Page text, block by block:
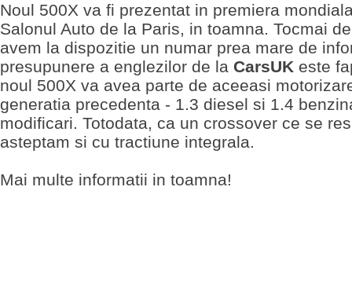
Noul 500X va fi prezentat in premiera
Salonul Auto de la Paris, in toamna. Tocmai
avem la dispozitie un numar prea mare de
presupunere a englezilor de la CarsUK este
noul 500X va avea parte de aceeasi
generatia precedenta - 1.3 diesel si 1.4
modificari. Totodata, ca un crossover ce se
asteptam si cu tractiune integrala.
Mai multe informatii in toamna!